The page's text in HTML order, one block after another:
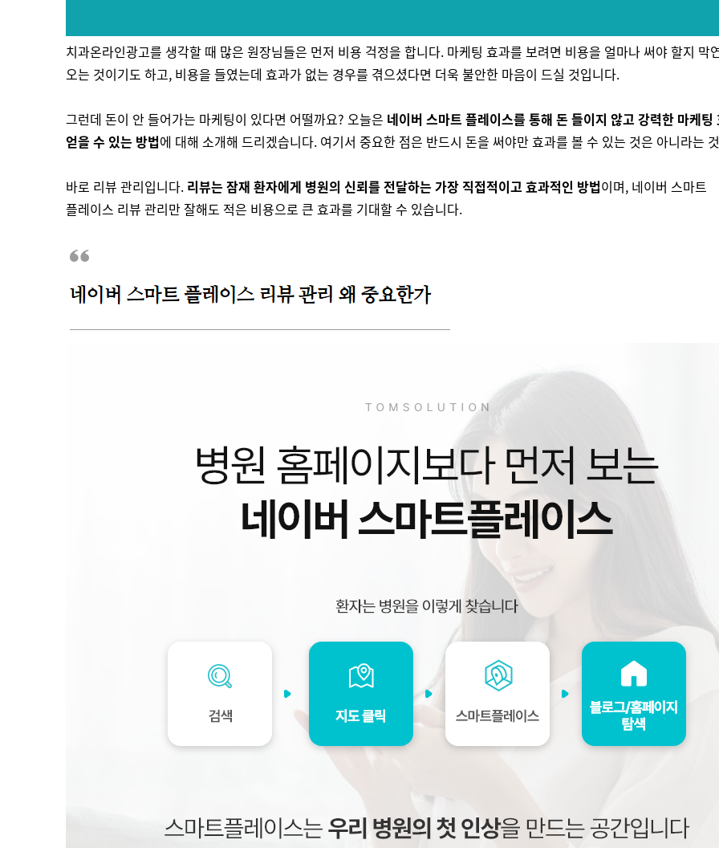
치과온라인광고를 생각할 때 많은 원장님들은 먼저 비용 걱정을 합니다. 마케팅 효과를 보려면 비용을 얼마나 써야 할지 막
오는 것이기도 하고, 비용을 들였는데 효과가 없는 경우를 겪으셨다면 더욱 불안한 마음이 드실 것입니다.
그런데 돈이 안 들어가는 마케팅이 있다면 어떨까요? 오늘은 네이버 스마트 플레이스를 통해 돈 들이지 않고 강력한 마케팅
얻을 수 있는 방법에 대해 소개해 드리겠습니다. 여기서 중요한 점은 반드시 돈을 써야만 효과를 볼 수 있는 것은 아니라는
바로 리뷰 관리입니다. 리뷰는 잠재 환자에게 병원의 신뢰를 전달하는 가장 직접적이고 효과적인 방법이며, 네이버 스마트
플레이스 리뷰 관리만 잘해도 적은 비용으로 큰 효과를 기대할 수 있습니다.